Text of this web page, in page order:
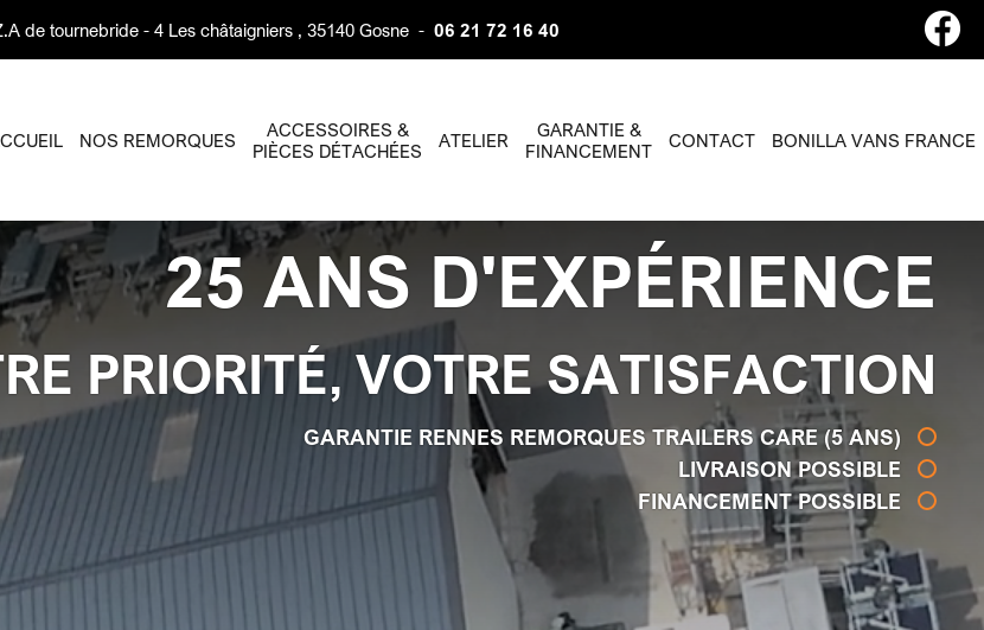
de tournebride - 4 Les châtaigniers , 35140 Gosne - 06 21 72 16 40
NOS REMORQUES
ACCESSOIRES &
PIÈCES DÉTACHÉES
ATELIER
GARANTIE &
FINANCEMENT
CONTACT BONILLA VANS FRANCE
25 ANS D'EXPÉRIENCE
PRIORITÉ, VOTRE SATISFACTION
GARANTIE RENNES REMORQUES TRAILERS CARE (5 ANS)
LIVRAISON POSSIBLE
FINANCEMENT POSSIBLE